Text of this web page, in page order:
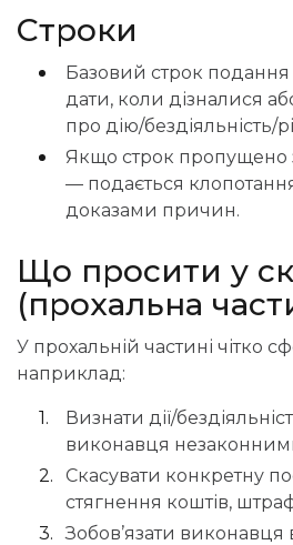
Строки
Базовий строк подання
дати, коли дізналися
про дію/бездіяльність/
Якщо строк пропущено
— подається
доказами причин.
Що просити у
(прохальна
У прохальній частині чітко
наприклад:
Визнати дії/
виконавця
Скасувати конкретну
стягнення коштів,
Зобов’язати виконавця